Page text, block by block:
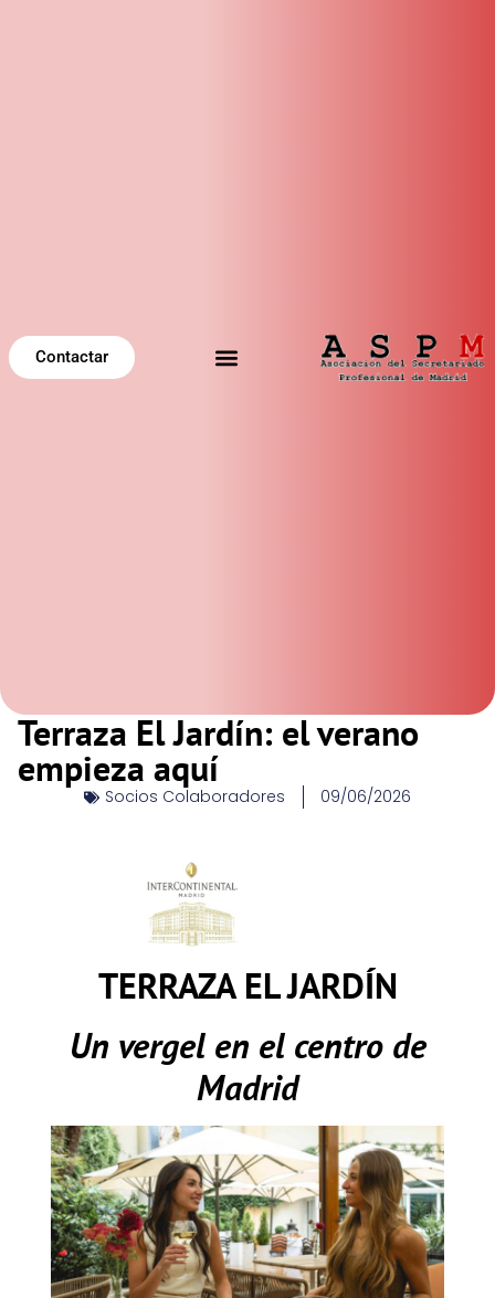
Contactar
Terraza El Jardín: el verano
empieza aquí
Socios Colaboradores 09/06/2026
TERRAZA EL JARDÍN
Un vergel en el centro de
Madrid